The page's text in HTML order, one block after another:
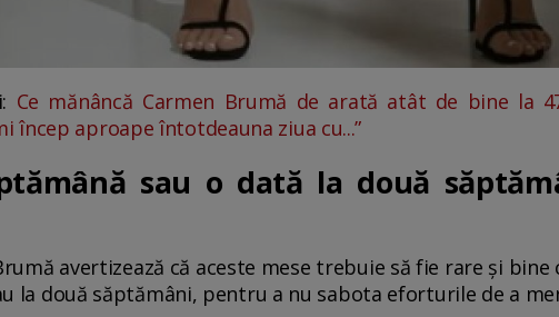
Ce mănâncă Carmen Brumă de arată atât de bine la
încep aproape întotdeauna ziua cu...”
sau o dată la două
avertizează că aceste mese trebuie să fie rare și
la două săptămâni, pentru a nu sabota eforturile de a